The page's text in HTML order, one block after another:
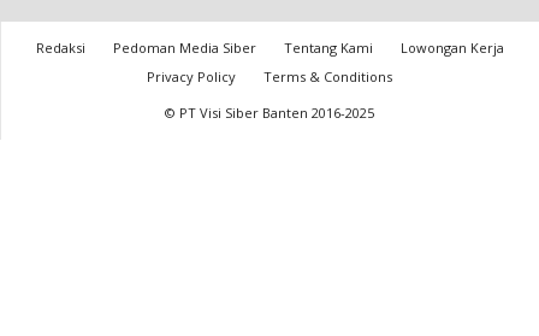
Redaksi Pedoman Media Siber Tentang Kami
Lowongan Kerja
Privacy Policy
Terms & Conditions
© PT Visi Siber Banten 2016-2025